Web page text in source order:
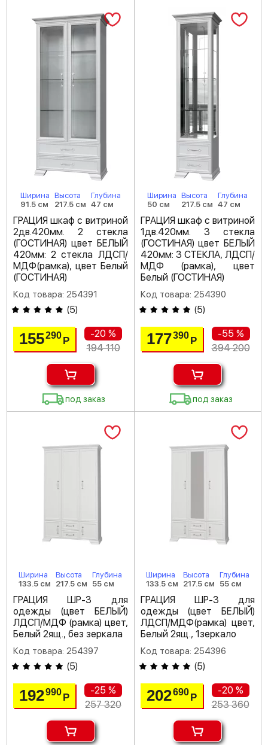
Ширина
91.5 см
Высота
217.5 см
Глубина
47 см
ГРАЦИЯ шкаф с витриной
2дв.420мм. 2 стекла
(ГОСТИНАЯ) цвет БЕЛЫЙ
420мм: 2 стекла ЛДСП/
МДФ(рамка), цвет Белый
(ГОСТИНАЯ)
Код товара: 254391
(5)
155290Р
-20 %
194 110
под заказ
Ширина
50 см
Высота
217.5 см
Глубина
47 см
ГРАЦИЯ шкаф с витриной
1дв.420мм. 3 стекла
(ГОСТИНАЯ) цвет БЕЛЫЙ
420мм: 3 СТЕКЛА, ЛДСП/
МДФ (рамка), цвет
Белый (ГОСТИНАЯ)
Код товара: 254390
(5)
177390 Р
-55 %
394 200
под заказ
Ширина
133.5 см
Высота
217.5 см
Глубина
55 см
ГРАЦИЯ ШР-3 для
одежды (цвет БЕЛЫЙ)
ЛДСП/МДФ (рамка) цвет,
Белый 2ящ., без зеркала
Код товара: 254397
(5)
192990Р
-25 %
257 320
Ширина
133.5 см
Высота
217.5 см
Глубина
55 см
ГРАЦИЯ ШР-3 для
одежды (цвет БЕЛЫЙ)
ЛДСП/МДФ(рамка) цвет,
Белый 2ящ., 1зеркало
Код товара: 254396
(5)
202690 Р
-20 %
253 360